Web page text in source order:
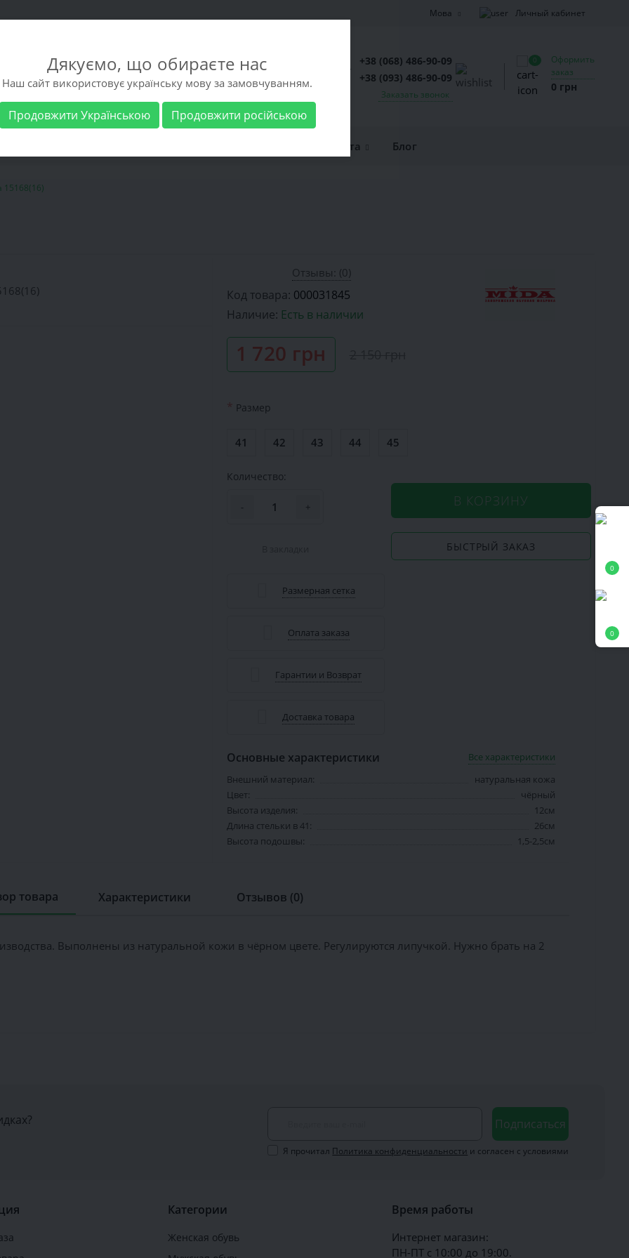
0
0
Мова Личный кабинет
+38 (068) 486-90-09
+38 (093) 486-90-09
Заказать звонок
0
Оформить
заказ
0 грн
Доставка и оплата Блог
Отзывы: (0)
Код товара: 000031845
Наличие: Есть в наличии
1 720 грн
* Размер
41 42 43 44 45
Количество:
- + В КОРЗИНУ
БЫСТРЫЙ ЗАКАЗ
Размерная сетка
Оплата заказа
Гарантии и Возврат
Доставка товара
Основные характеристики
Все характеристики
Внешний материал:
натуральная кожа
Цвет:
чёрный
Высота изделия:
12см
Длина стельки в 41:
26см
Высота подошвы:
1,5-2,5см
товара Характеристики Отзывов (0)
Выполнены из натуральной кожи в чёрном цвете. Регулируются липучкой. Нужно брать на 2
Подписаться
Я прочитал Политика конфиденциальности и согласен с условиями
Категории
Женская обувь
Время работы
Интернет магазин:
ПН-ПТ с 10:00 до 19:00.
Дякуємо, що обираєте нас
Наш сайт використовує українську мову за замовчуванням.
Продовжити Українською Продовжити російською